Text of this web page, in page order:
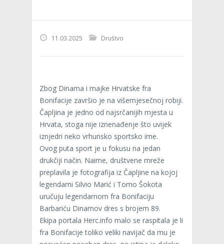
11.03.2025 Društvo
Zbog Dinama i majke Hrvatske fra
Bonifacije završio je na višemjesečnoj robiji.
Čapljina je jedno od najsrčanijih mjesta u
Hrvata, stoga nije iznenađenje što uvijek
iznjedri neko vrhunsko sportsko ime.
Ovog puta sport je u fokusu na jedan
drukčiji način. Naime, društvene mreže
preplavila je fotografija iz Čapljine na kojoj
legendarni Silvio Marić i Tomo Šokota
uručuju legendarnom fra Bonifaciju
Barbariću Dinamov dres s brojem 89.
Ekipa portala Herc.info malo se raspitala je li
fra Bonifacije toliko veliki navijač da mu je